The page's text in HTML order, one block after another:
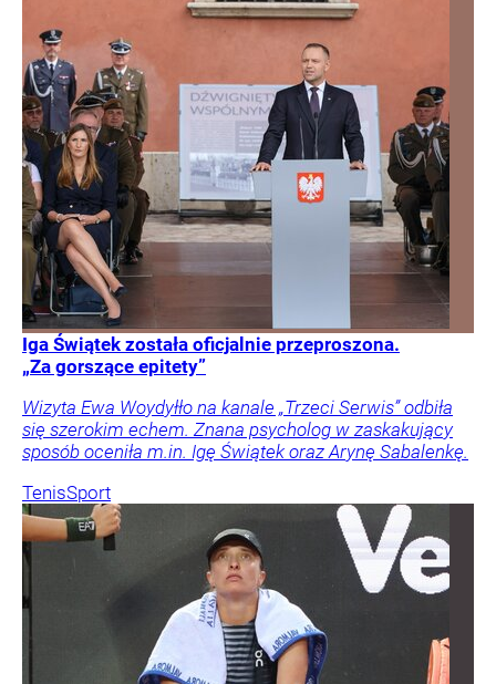
Iga Świątek została oficjalnie przeproszona.
„Za gorszące epitety”
Wizyta Ewa Woydyłło na kanale „Trzeci Serwis” odbiła
się szerokim echem. Znana psycholog w zaskakujący
sposób oceniła m.in. Igę Świątek oraz Arynę Sabalenkę.
TenisSport